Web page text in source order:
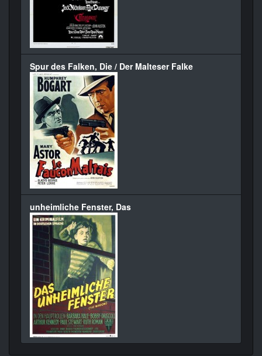
Spur des Falken, Die / Der Malteser Falke
unheimliche Fenster, Das